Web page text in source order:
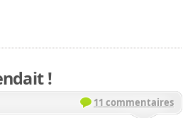
!
11 commentaires